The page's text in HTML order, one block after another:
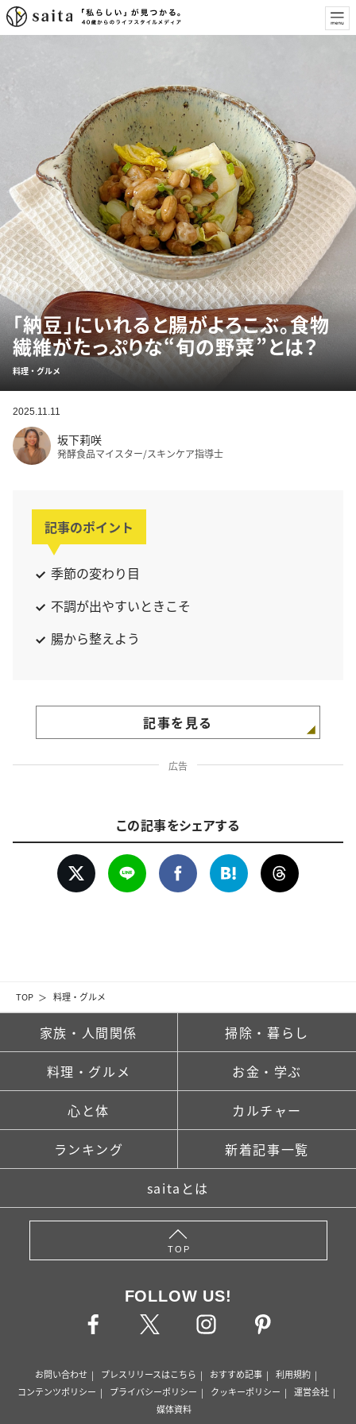
TOP 料理・グルメ
「納豆」にいれると腸がよろこぶ。食物
繊維がたっぷりな“旬の野菜”とは？
料理・グルメ
2025.11.11
坂下莉咲
発酵食品マイスター/スキンケア指導士
記事のポイント
季節の変わり目
不調が出やすいときこそ
腸から整えよう
記事を見る
広告
この記事をシェアする
家族・人間関係 掃除・暮らし
料理・グルメ お金・学ぶ
心と体 カルチャー
ランキング 新着記事一覧
saitaとは
TOP
FOLLOW US!
お問い合わせ プレスリリースはこちら おすすめ記事
利用規約
コンテンツポリシー
プライバシーポリシー クッキーポリシー
運営会社
媒体資料